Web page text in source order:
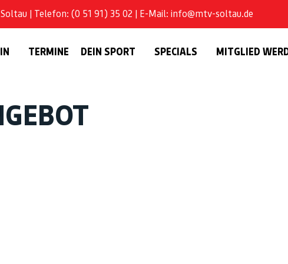
| Telefon: (0 51 91) 35 02 | E-Mail: info@mtv-soltau.de
TERMINE DEIN SPORT SPECIALS
MITGLIED